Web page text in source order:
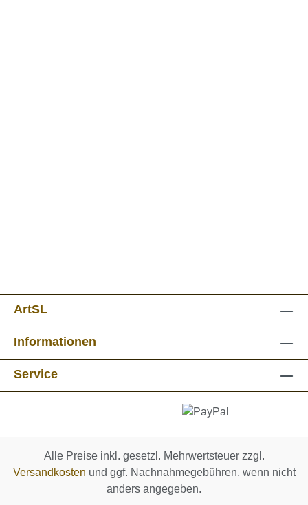
ArtSL
Informationen
Service
Alle Preise inkl. gesetzl. Mehrwertsteuer zzgl.
Versandkosten und ggf. Nachnahmegebühren, wenn nicht
anders angegeben.